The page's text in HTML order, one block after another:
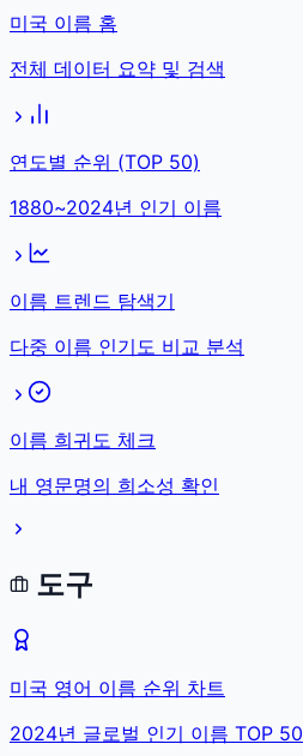
미국 이름 홈
전체 데이터 요약 및 검색
연도별 순위 (TOP 50)
1880~2024년 인기 이름
이름 트렌드 탐색기
다중 이름 인기도 비교 분석
이름 희귀도 체크
내 영문명의 희소성 확인
도구
미국 영어 이름 순위 차트
2024년 글로벌 인기 이름 TOP 50